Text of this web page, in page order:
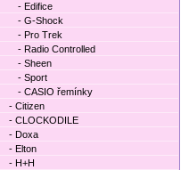
- Edifice
- G-Shock
- Pro Trek
- Radio Controlled
- Sheen
- Sport
- CASIO řemínky
- Citizen
- CLOCKODILE
- Doxa
- Elton
- H+H